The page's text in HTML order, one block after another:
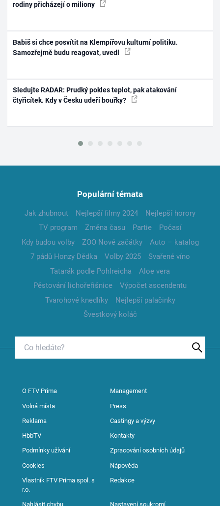
rodiny přicházejí o miliony
Babiš si chce posvítit na Klempířovu kulturní politiku.
Samozřejmě budu reagovat, uvedl
Sledujte RADAR: Prudký pokles teplot, pak atakování
čtyřicítek. Kdy v Česku udeří bouřky?
Populární témata
Jak zhubnout Nejlepší filmy 2024
Nejlepší horory
TV program
Změna času Partie
Počasí
Kdy budou volby
ZOO Nové začátky
Auto – katalog
7 pádů Honzy Dědka
Volby 2025
Svařené víno
Tatarák podle Pohlreicha
Aloe vera
Pěstování lichořeřišnice
Výpočet ascendentu
Tvarohové knedlíky
Nejlepší palačinky
Švestkový koláč
O FTV Prima Management
Volná místa Press
Reklama Castingy a výzvy
HbbTV Kontakty
Podmínky užívání Zpracování osobních údajů
Cookies Nápověda
Vlastník FTV Prima spol. s
r.o.
Redakce
Nahlásit chybu Nastavení soukromí